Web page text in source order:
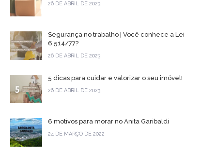
26 DE ABRIL DE 2023
Segurança no trabalho | Você conhece a Lei
6.514/77?
26 DE ABRIL DE 2023
5 dicas para cuidar e valorizar o seu imóvel!
26 DE ABRIL DE 2023
6 motivos para morar no Anita Garibaldi
24 DE MARÇO DE 2022